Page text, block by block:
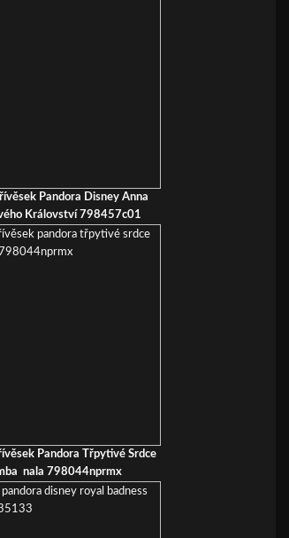
Pandora Disney Anna
Království 798457c01
Pandora Třpytivé Srdce
nala 798044nprmx